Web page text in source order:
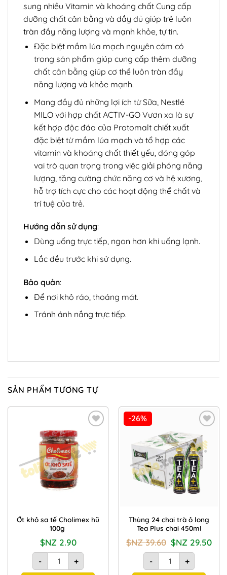
sung nhiều Vitamin và khoáng chất Cung cấp
dưỡng chất cân bằng và đầy đủ giúp trẻ luôn
tràn đầy năng lượng và mạnh khỏe, tự tin.
Đặc biệt mầm lúa mạch nguyên cám có
trong sản phẩm giúp cung cấp thêm dưỡng
chất cân bằng giúp cơ thể luôn tràn đầy
năng lượng và khỏe mạnh.
Mang đầy đủ những lợi ích từ Sữa, Nestlé
MILO với hợp chất ACTIV-GO Vươn xa là sự
kết hợp độc đáo của Protomalt chiết xuất
đặc biệt từ mầm lúa mạch và tổ hợp các
vitamin và khoáng chất thiết yếu, đóng góp
vai trò quan trọng trong việc giải phóng năng
lượng, tăng cường chức năng cơ và hệ xương,
hỗ trợ tích cực cho các hoạt động thể chất và
trí tuệ của trẻ.
Hướng dẫn sử dụng:
Dùng uống trực tiếp, ngon hơn khi uống lạnh.
Lắc đều trước khi sử dụng.
Bảo quản:
Để nơi khô ráo, thoáng mát.
Tránh ánh nắng trực tiếp.
SẢN PHẨM TƯƠNG TỰ
Add to
Wishlist
Ớt khô sa tế Cholimex hũ
100g
$NZ 2.90
-
Ớt khô sa tế Cholimex hũ 100g số lượng
+
-26%
Add to
Wishlist
Thùng 24 chai trà ô long
Tea Plus chai 450ml
$NZ39.60 Giá
gốc
là:
$NZ
39.60.
$NZ 29.50Giá
hiện
-
Thùng 24 chai trà ô
+